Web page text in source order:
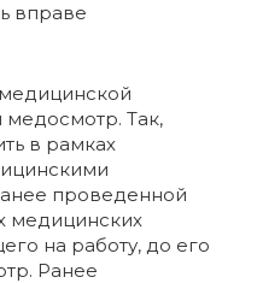
вправе
Так,
в рамках
проведенной
медицинских
на работу, до его
Ранее